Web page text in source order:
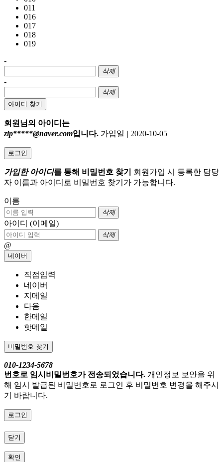
011
016
017
018
019
-
삭제
-
삭제
아이디 찾기
회원님의 아이디는
zip*****@naver.com입니다. 가입일 | 2020-10-05
로그인
가입한 아이디를 통해 비밀번호 찾기
회원가입 시 등록한 담당
자 이름과 아이디로 비밀번호 찾기가 가능합니다.
이름
삭제
아이디 (이메일)
삭제
@
네이버
직접입력
네이버
지메일
다음
한메일
핫메일
비밀번호 찾기
010-1234-5678
번호로 임시비밀번호가 전송되었습니다. 개인정보 보안을 위
해 임시 발급된 비밀번호로 로그인 후 비밀번호 변경을 해주시
기 바랍니다.
로그인
닫기
확인